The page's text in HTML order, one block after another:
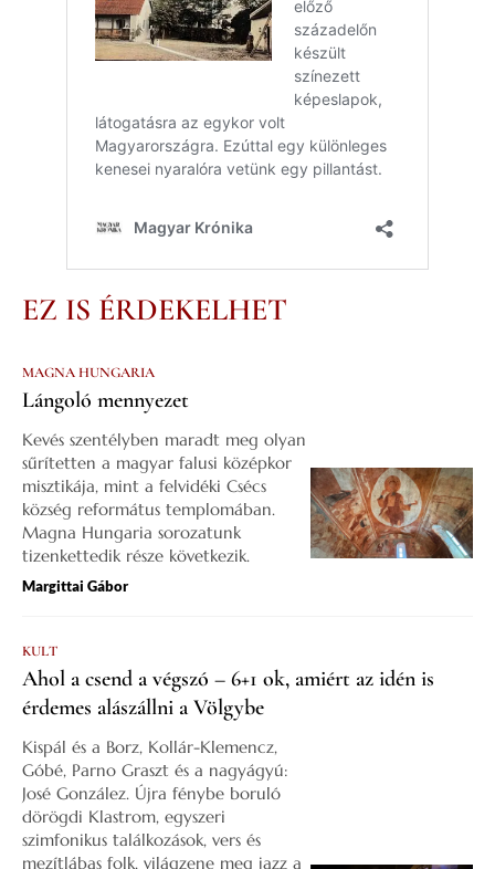
EZ IS ÉRDEKELHET
MAGNA HUNGARIA
Lángoló mennyezet
Kevés szentélyben maradt meg olyan
sűrítetten a magyar falusi középkor
misztikája, mint a felvidéki Csécs
község református templomában.
Magna Hungaria sorozatunk
tizenkettedik része következik.
Margittai Gábor
KULT
Ahol a csend a végszó – 6+1 ok, amiért az idén is
érdemes alászállni a Völgybe
Kispál és a Borz, Kollár-Klemencz,
Góbé, Parno Graszt és a nagyágyú:
José González. Újra fénybe boruló
dörögdi Klastrom, egyszeri
szimfonikus találkozások, vers és
mezítlábas folk, világzene meg jazz a